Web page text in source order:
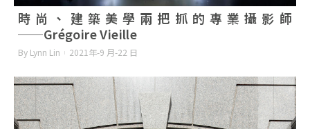
時尚、建築美學兩把抓的專業攝影師
──Grégoire Vieille
By Lynn Lin 2021年-9 月-22 日